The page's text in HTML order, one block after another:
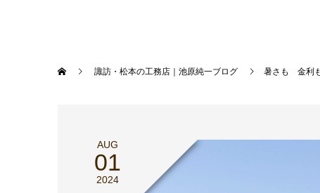
諏訪・松本の工務店｜池原純一ブログ 暑さも 金利
AUG
01
2024